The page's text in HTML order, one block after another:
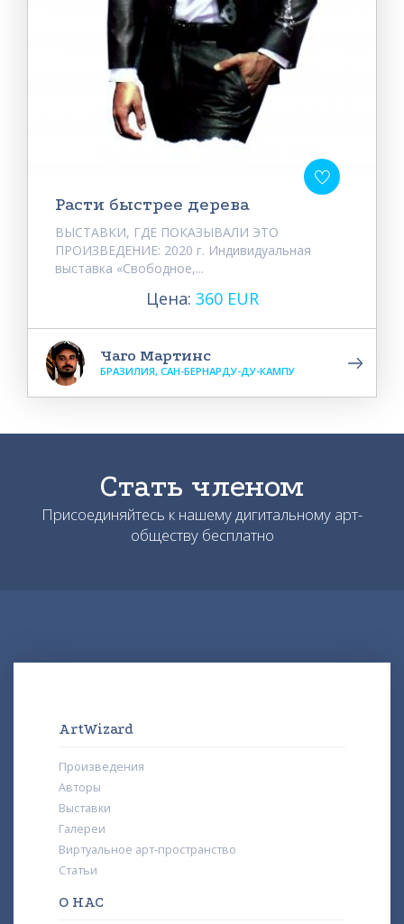
Расти быстрее дерева
ВЫСТАВКИ, ГДЕ ПОКАЗЫВАЛИ ЭТО
ПРОИЗВЕДЕНИЕ: 2020 г. Индивидуальная
выставка «Свободное,...
Цена: 360 EUR
Чаго Мартинс
БРАЗИЛИЯ, САН-БЕРНАРДУ-ДУ-КАМПУ
Стать членом
Присоединяйтесь к нашему дигитальному арт-
обществу бесплатно
ArtWizard
Произведения
Авторы
Выставки
Галереи
Виртуальное арт-пространство
Статьи
О НАС